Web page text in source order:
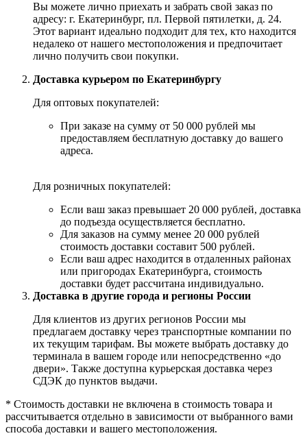
Вы можете лично приехать и забрать свой заказ по
адресу: г. Екатеринбург, пл. Первой пятилетки, д. 24.
Этот вариант идеально подходит для тех, кто находится
недалеко от нашего местоположения и предпочитает
лично получить свои покупки.
Доставка курьером по Екатеринбургу
Для оптовых покупателей:
При заказе на сумму от 50 000 рублей мы
предоставляем бесплатную доставку до вашего
адреса.
Для розничных покупателей:
Если ваш заказ превышает 20 000 рублей, доставка
до подъезда осуществляется бесплатно.
Для заказов на сумму менее 20 000 рублей
стоимость доставки составит 500 рублей.
Если ваш адрес находится в отдаленных районах
или пригородах Екатеринбурга, стоимость
доставки будет рассчитана индивидуально.
Доставка в другие города и регионы России
Для клиентов из других регионов России мы
предлагаем доставку через транспортные компании по
их текущим тарифам. Вы можете выбрать доставку до
терминала в вашем городе или непосредственно «до
двери». Также доступна курьерская доставка через
СДЭК до пунктов выдачи.
* Стоимость доставки не включена в стоимость товара и
рассчитывается отдельно в зависимости от выбранного вами
способа доставки и вашего местоположения.